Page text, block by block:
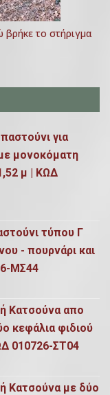
το στήριγμα
για
μονοκόματη
μ | ΚΩΔ
τύπου Γ
- πουρνάρι και
ΜΣ44
Κατσούνα απο
κεφάλια φιδιού
010726-ΣΤ04
Κατσούνα με δύο